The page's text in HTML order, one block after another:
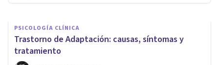
PSICOLOGÍA CLÍNICA
​Trastorno de Adaptación: causas, síntomas y
tratamiento